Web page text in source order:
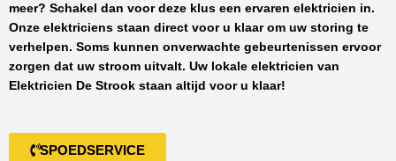
meer? Schakel dan voor deze klus een ervaren elektricien in.
Onze elektriciens staan direct voor u klaar om uw storing te
verhelpen. Soms kunnen onverwachte gebeurtenissen ervoor
zorgen dat uw stroom uitvalt. Uw lokale elektricien van
Elektricien De Strook staan altijd voor u klaar!
SPOEDSERVICE